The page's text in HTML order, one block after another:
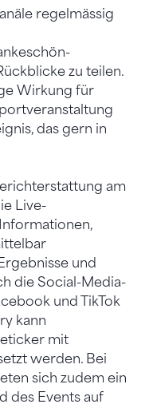
regelmässig
zu teilen.
Wirkung für
das gern in
am
Live-
und
die Social-Media-
und TikTok
kann
mit
werden. Bei
sich zudem ein
des Events auf